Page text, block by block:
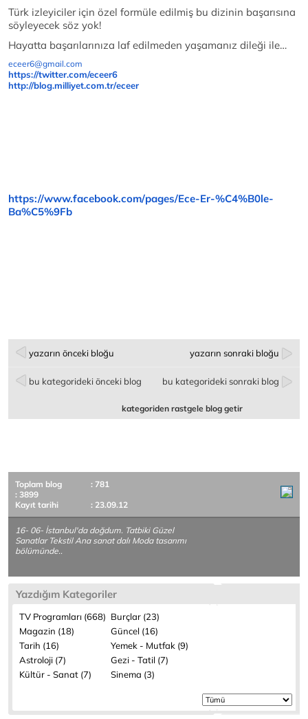
Türk izleyiciler için özel formüle edilmiş bu dizinin başarısına
söyleyecek söz yok!
Hayatta başarılarınıza laf edilmeden yaşamanız dileği ile…
eceer6@gmail.com
https://twitter.com/eceer6
http://blog.milliyet.com.tr/eceer
https://www.facebook.com/pages/Ece-Er-%C4%B0le-
Ba%C5%9Fb
yazarın önceki bloğu yazarın sonraki bloğu
bu kategorideki önceki blog bu kategorideki sonraki blog
kategoriden rastgele blog getir
Toplam blog
: 781
: 3899
Kayıt tarihi
: 23.09.12
16- 06- İstanbul'da doğdum. Tatbiki Güzel
Sanatlar Tekstil Ana sanat dalı Moda tasarımı
bölümünde..
Yazdığım Kategoriler
TV Programları (668) Burçlar (23)
Magazin (18)
Güncel (16)
Tarih (16)
Yemek - Mutfak (9)
Astroloji (7)
Gezi - Tatil (7)
Kültür - Sanat (7)
Sinema (3)